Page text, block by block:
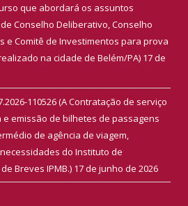
que abordará os assuntos
Conselho Deliberativo, Conselho
e Comitê de Investimentos para prova
na cidade de Belém/PA) 17 de
110526 (A Contratação de serviço
emissão de bilhetes de passagens
de agência de viagem,
do Instituto de
Breves IPMB.) 17 de junho de 2026